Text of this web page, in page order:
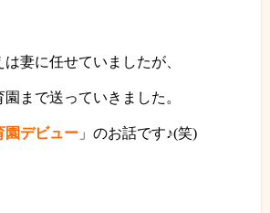
妻に任せていましたが、
まで送っていきました。
園デビュー 」のお話です♪(笑)